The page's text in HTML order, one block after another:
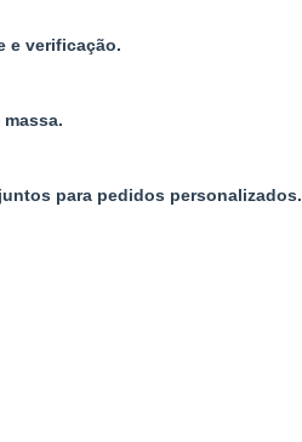
e verificação.
para pedidos personalizados.